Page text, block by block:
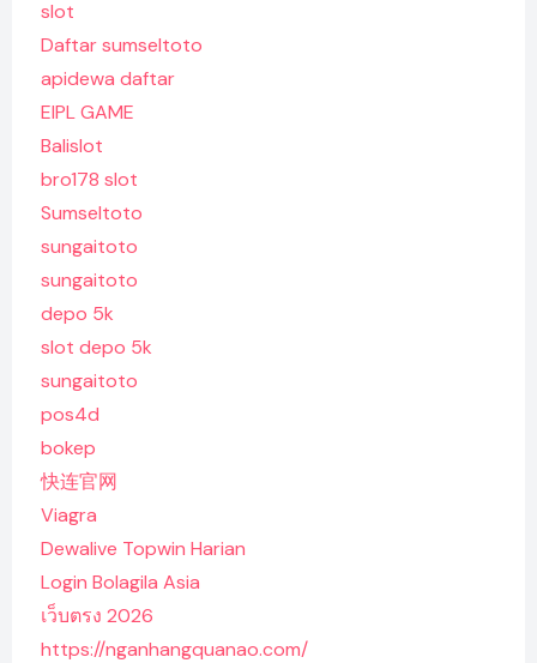
slot
Daftar sumseltoto
apidewa daftar
EIPL GAME
Balislot
bro178 slot
Sumseltoto
sungaitoto
sungaitoto
depo 5k
slot depo 5k
sungaitoto
pos4d
bokep
快连官网
Viagra
Dewalive Topwin Harian
Login Bolagila Asia
เว็บตรง 2026
https://nganhangquanao.com/